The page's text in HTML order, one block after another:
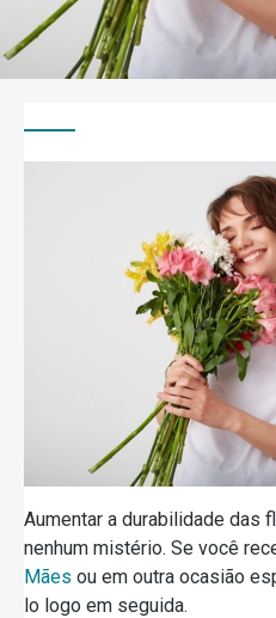
Aumentar a durabilidade das
nenhum mistério. Se você
Mães ou em outra ocasião
lo logo em seguida.